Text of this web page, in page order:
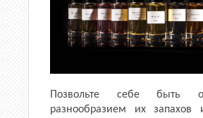
Позвольте себе быть
разнообразием их запахов